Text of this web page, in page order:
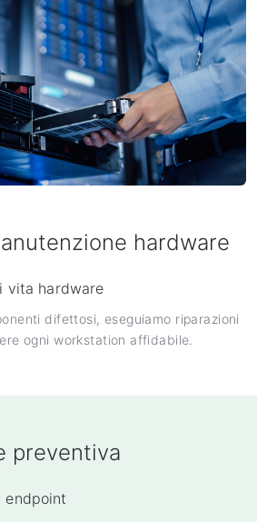
hardware
vita hardware
difettosi, eseguiamo riparazioni
ogni workstation affidabile.
preventiva
endpoint